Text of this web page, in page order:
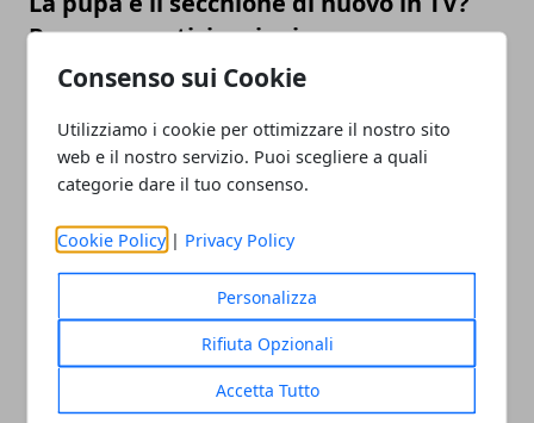
Consenso sui Cookie
Utilizziamo i cookie per ottimizzare il nostro sito
web e il nostro servizio. Puoi scegliere a quali
categorie dare il tuo consenso.
Cookie Policy | Privacy Policy
Personalizza
Rifiuta Opzionali
Accetta Tutto
Rumors e anticipazioni
26/10/2018
Amici 2018 Giorgia tra i professori? Ecco
la risposta della cantante
09/10/2018